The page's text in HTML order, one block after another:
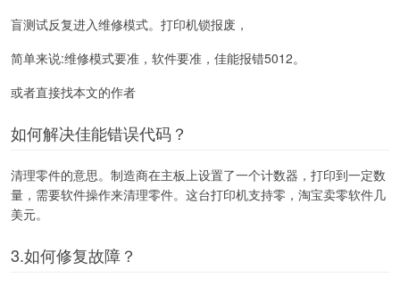
盲测试反复进入维修模式。打印机锁报废，
简单来说:维修模式要准，软件要准，佳能报错5012。
或者直接找本文的作者
如何解决佳能错误代码？
清理零件的意思。制造商在主板上设置了一个计数器，打印到一定数
量，需要软件操作来清理零件。这台打印机支持零，淘宝卖零软件几
美元。
3.如何修复故障？